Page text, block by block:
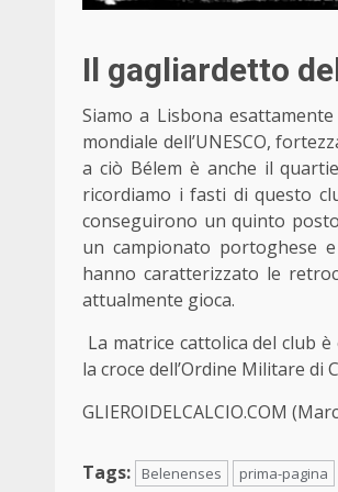
Il gagliardetto
Siamo a Lisbona
mondiale dell’UNESCO,
a ciò Bélem è anche il
ricordiamo i fasti di questo
conseguirono un quinto
un campionato portoghese
hanno caratterizzato le
attualmente gioca.
La matrice cattolica del club
la croce dell’Ordine Militare
GLIEROIDELCALCIO.COM
Tags: Belenenses prima-pagina